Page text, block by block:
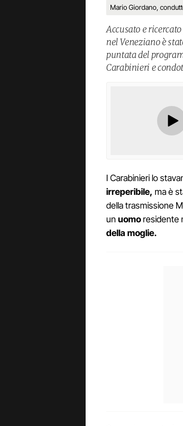
Mario Giordano,
Accusato e
nel Veneziano è
puntata del
Carabinieri e
I Carabinieri lo
irreperibile, ma è
della trasmissione
un uomo residente
della moglie.